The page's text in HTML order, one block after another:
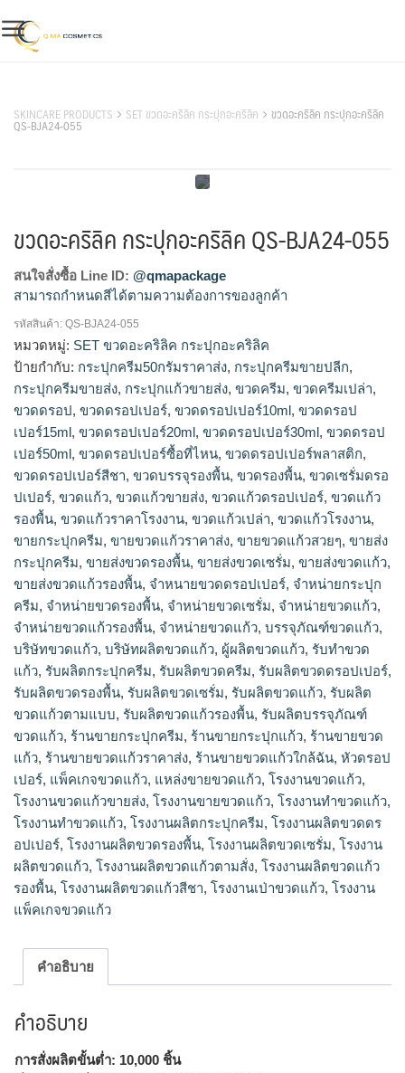
to
content
SKINCARE PRODUCTS SET ขวดอะคริลิค กระปุกอะคริลิค ขวดอะคริลิค กระปุกอะคริลิค
QS-BJA24-055
ขวดอะคริลิค กระปุกอะคริลิค QS-BJA24-055
สนใจสั่งซื้อ Line ID: @qmapackage
สามารถกำหนดสีได้ตามความต้องการของลูกค้า
ตลับคุชชั่น, ตลับคุชชั่นเปล่า, บรรจุภัณฑ์ตลับคุชชั่น, บรรจุภัณฑ์
เครื่องสำอาง, เครื่องสำอางค์, แพ็คเกจตลับคุชชั่น, แพ็คเกจเครื่อง
สำอางค์, โรงงานผลิตเครื่องสำอาง, โรงงานแพ็คเกจเครื่องสำอาง
รหัสสินค้า: QS-BJA24-055
หมวดหมู่: SET ขวดอะคริลิค กระปุกอะคริลิค
ป้ายกำกับ: กระปุกครีม50กรัมราคาส่ง, กระปุกครีมขายปลีก,
กระปุกครีมขายส่ง, กระปุกแก้วขายส่ง, ขวดครีม, ขวดครีมเปล่า,
ขวดดรอป, ขวดดรอปเปอร์, ขวดดรอปเปอร์10ml, ขวดดรอป
เปอร์15ml, ขวดดรอปเปอร์20ml, ขวดดรอปเปอร์30ml, ขวดดรอป
เปอร์50ml, ขวดดรอปเปอร์ซื้อที่ไหน, ขวดดรอปเปอร์พลาสติก,
ขวดดรอปเปอร์สีชา, ขวดบรรจุรองพื้น, ขวดรองพื้น, ขวดเซรั่มดรอ
ปเปอร์, ขวดแก้ว, ขวดแก้วขายส่ง, ขวดแก้วดรอปเปอร์, ขวดแก้ว
รองพื้น, ขวดแก้วราคาโรงงาน, ขวดแก้วเปล่า, ขวดแก้วโรงงาน,
ขายกระปุกครีม, ขายขวดแก้วราคาส่ง, ขายขวดแก้วสวยๆ, ขายส่ง
กระปุกครีม, ขายส่งขวดรองพื้น, ขายส่งขวดเซรั่ม, ขายส่งขวดแก้ว,
ขายส่งขวดแก้วรองพื้น, จำหนายขวดดรอปเปอร์, จำหน่ายกระปุก
ครีม, จำหน่ายขวดรองพื้น, จำหน่ายขวดเซรั่ม, จำหน่ายขวดแก้ว,
จำหน่ายขวดแก้วรองพื้น, จําหน่ายขวดแก้ว, บรรจุภัณฑ์ขวดแก้ว,
บริษัทขวดแก้ว, บริษัทผลิตขวดแก้ว, ผู้ผลิตขวดแก้ว, รับทำขวด
แก้ว, รับผลิตกระปุกครีม, รับผลิตขวดครีม, รับผลิตขวดดรอปเปอร์,
รับผลิตขวดรองพื้น, รับผลิตขวดเซรั่ม, รับผลิตขวดแก้ว, รับผลิต
ขวดแก้วตามแบบ, รับผลิตขวดแก้วรองพื้น, รับผลิตบรรจุภัณฑ์
ขวดแก้ว, ร้านขายกระปุกครีม, ร้านขายกระปุกแก้ว, ร้านขายขวด
แก้ว, ร้านขายขวดแก้วราคาส่ง, ร้านขายขวดแก้วใกล้ฉัน, หัวดรอป
เปอร์, แพ็คเกจขวดแก้ว, แหล่งขายขวดแก้ว, โรงงานขวดแก้ว,
โรงงานขวดแก้วขายส่ง, โรงงานขายขวดแก้ว, โรงงานทำขวดแก้ว,
โรงงานทําขวดแก้ว, โรงงานผลิตกระปุกครีม, โรงงานผลิตขวดดร
อปเปอร์, โรงงานผลิตขวดรองพื้น, โรงงานผลิตขวดเซรั่ม, โรงงาน
ผลิตขวดแก้ว, โรงงานผลิตขวดแก้วตามสั่ง, โรงงานผลิตขวดแก้ว
รองพื้น, โรงงานผลิตขวดแก้วสีชา, โรงงานเป่าขวดแก้ว, โรงงาน
แพ็คเกจขวดแก้ว
คำอธิบาย
คำอธิบาย
การสั่งผลิตขั้นต่ำ: 10,000 ชิ้น